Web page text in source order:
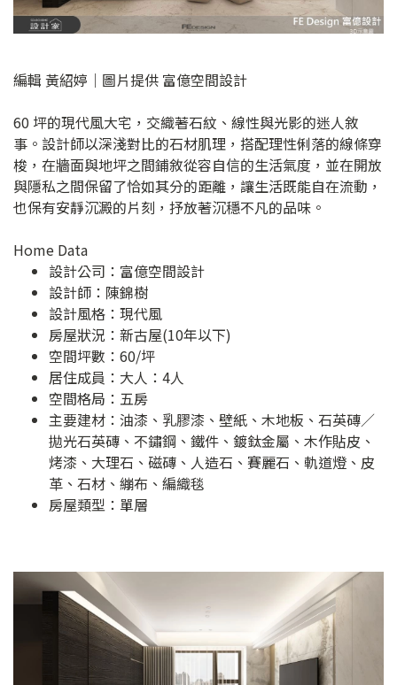
編輯 黃紹婷｜圖片提供 富億空間設計
60 坪的現代風大宅，交織著石紋、線性與光影的迷人敘
事。設計師以深淺對比的石材肌理，搭配理性俐落的線條穿
梭，在牆面與地坪之間鋪敘從容自信的生活氣度，並在開放
與隱私之間保留了恰如其分的距離，讓生活既能自在流動，
也保有安靜沉澱的片刻，抒放著沉穩不凡的品味。
Home Data
設計公司： 富億空間設計
設計師：陳錦樹
設計風格：現代風
房屋狀況：新古屋(10年以下)
空間坪數：60/坪
居住成員：大人：4人
空間格局：五房
主要建材：油漆、乳膠漆、壁紙、木地板、石英磚／
拋光石英磚、不鏽鋼、鐵件、鍍鈦金屬、木作貼皮、
烤漆、大理石、磁磚、人造石、賽麗石、軌道燈、皮
革、石材、繃布、編織毯
房屋類型：單層